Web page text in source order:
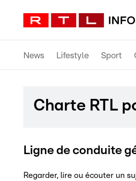
News Lifestyle Sport
Charte RTL
Ligne de conduite
Regarder, lire ou écouter un